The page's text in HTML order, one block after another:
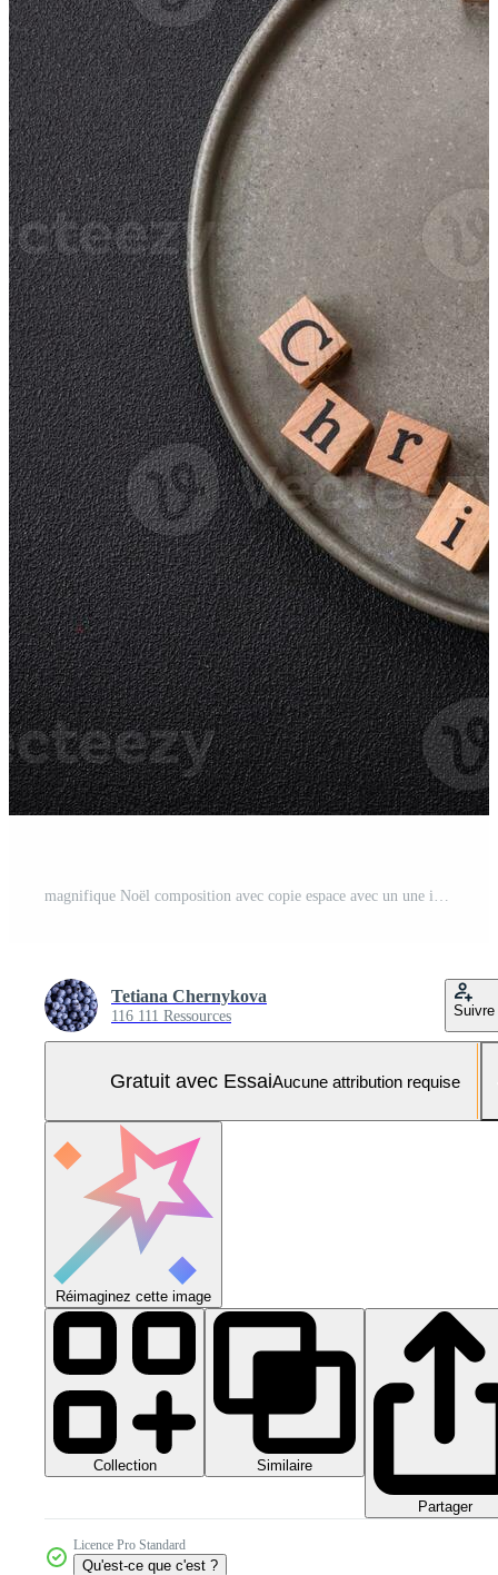
magnifique Noël composition avec copie espace avec un une inscription dans en bois cubes Photo Pro
Tetiana Chernykova
116 111 Ressources Suivre
Gratuit avec EssaiAucune attribution requise
Réimaginez cette image
Collection Similaire
Partager
Licence Pro Standard
Qu'est-ce que c'est ?